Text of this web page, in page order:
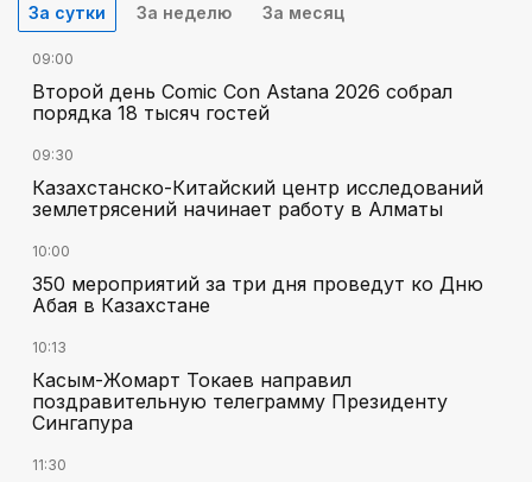
За сутки За неделю За месяц
09:00
Второй день Comic Con Astana 2026 собрал
порядка 18 тысяч гостей
09:30
Казахстанско-Китайский центр исследований
землетрясений начинает работу в Алматы
10:00
350 мероприятий за три дня проведут ко Дню
Абая в Казахстане
10:13
Касым-Жомарт Токаев направил
поздравительную телеграмму Президенту
Сингапура
11:30